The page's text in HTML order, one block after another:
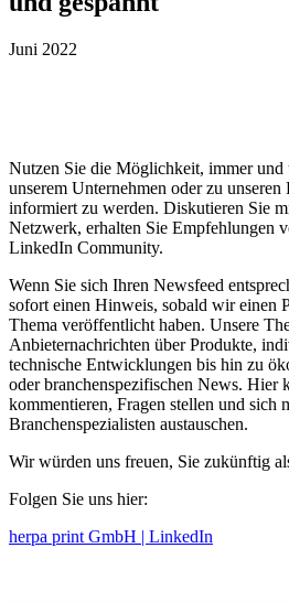
Juni 2022
Nutzen Sie die Möglichkeit, immer und
unserem Unternehmen oder zu
informiert zu werden. Diskutieren Sie
Netzwerk, erhalten Sie Empfehlungen
LinkedIn Community.
Wenn Sie sich Ihren Newsfeed
sofort einen Hinweis, sobald wir einen
Thema veröffentlicht haben. Unsere
Anbieternachrichten über Produkte,
technische Entwicklungen bis hin zu
oder branchenspezifischen News. Hier
kommentieren, Fragen stellen und sich
Branchenspezialisten austauschen.
Wir würden uns freuen, Sie zukünftig
Folgen Sie uns hier:
herpa print GmbH | LinkedIn